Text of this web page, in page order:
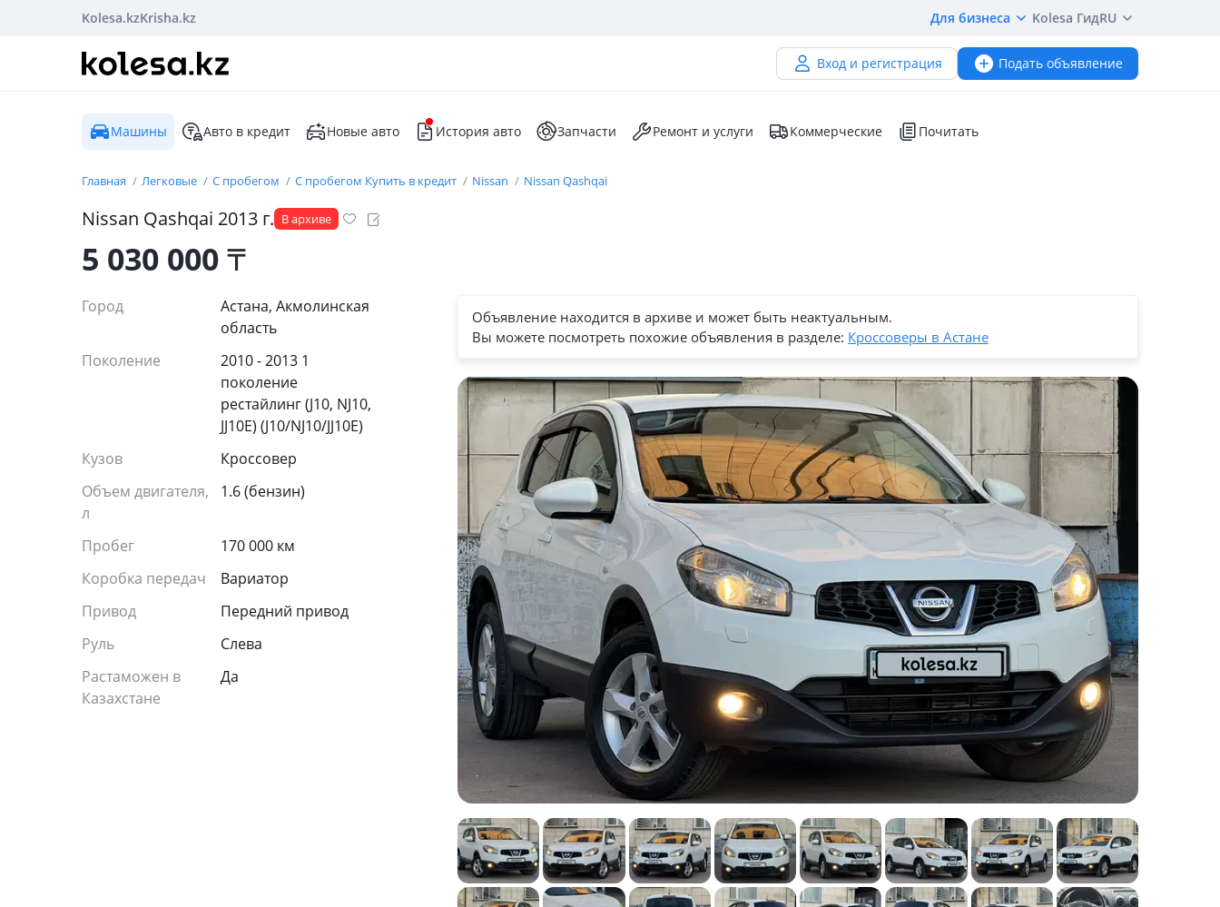
Kolesa.kzKrisha.kz Для бизнеса Kolesa ГидRU
Вход и регистрация Подать объявление
Машины Авто в кредит Новые авто История авто Запчасти Ремонт и услуги Коммерческие Почитать
Главная Легковые С пробегом С пробегом Купить в кредит Nissan Nissan Qashqai
Nissan Qashqai 2013 г. В архиве
5 030 000₸
Город
Астана, Акмолинская
область
Поколение
2010 - 2013 1
поколение
рестайлинг (J10, NJ10,
JJ10E) (J10/NJ10/JJ10E)
Кузов
Кроссовер
Объем двигателя,
л
1.6 (бензин)
Пробег
170 000 км
Коробка передач
Вариатор
Привод
Передний привод
Руль
Слева
Растаможен в
Казахстане
Да
Объявление находится в архиве и может быть неактуальным.
Вы можете посмотреть похожие объявления в разделе: Кроссоверы в Астане